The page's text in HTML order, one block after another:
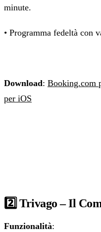
minute.
• Programma fedeltà con
Download: Booking.com
per iOS
2️⃣ Trivago – Il
Funzionalità: